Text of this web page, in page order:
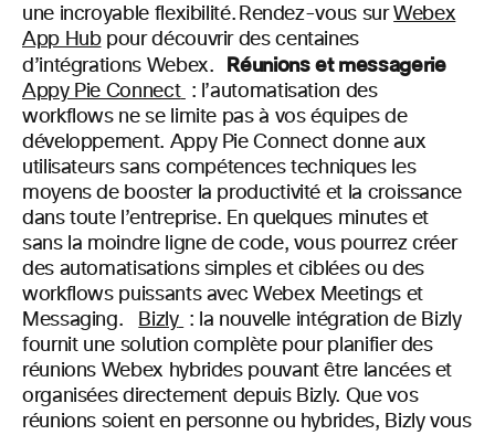
une incroyable flexibilité. Rendez-vous surWebex
App Hubpour découvrir des centaines
d’intégrations Webex.
Réunions et messagerie
Appy Pie Connect : l’automatisation des
workflows ne se limite pas à vos équipes de
développement. Appy Pie Connect donne aux
utilisateurs sans compétences techniques les
moyens de booster la productivité et la croissance
dans toute l’entreprise. En quelques minutes et
sans la moindre ligne de code, vous pourrez créer
des automatisations simples et ciblées ou des
workflows puissants avec Webex Meetings et
Messaging.
Bizly : la nouvelle intégration de Bizly
fournit une solution complète pour planifier des
réunions Webex hybrides pouvant être lancées et
organisées directement depuis Bizly. Que vos
réunions soient en personne ou hybrides, Bizly vous